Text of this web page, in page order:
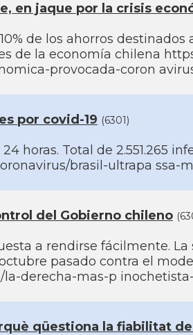
en jaque por la crisis
de los ahorros
de la economí­a chilena
provocada-coron
por covid-19 (6301)
horas. Total de 2.551.265
brasil-ultrapa ssa-
del Gobierno chileno
a rendirse fácilmente.
pasado contra el
la-derecha-mas-p
qüestiona la fiabilitat